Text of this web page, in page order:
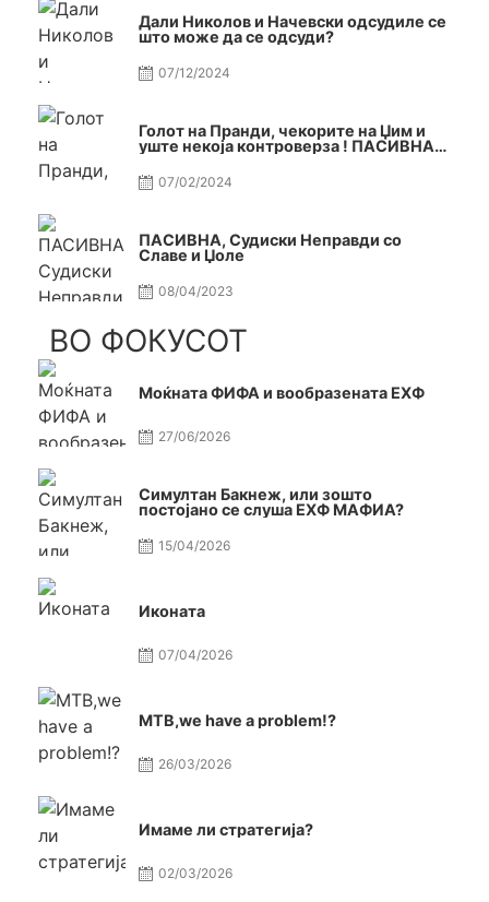
Дали Николов и Начевски одсудиле се
што може да се одсуди?
07/12/2024
Голот на Пранди, чекорите на Џим и
уште некоја контроверза ! ПАСИВНА
07/02/2024
ПАСИВНА, Судиски Неправди со
Славе и Џоле
08/04/2023
ВО ФОКУСОТ
Моќната ФИФА и вообразената ЕХФ
27/06/2026
Симултан Бакнеж, или зошто
постојано се слуша ЕХФ МАФИА?
15/04/2026
Иконата
07/04/2026
МТВ,we have a problem!?
26/03/2026
Имаме ли стратегија?
02/03/2026